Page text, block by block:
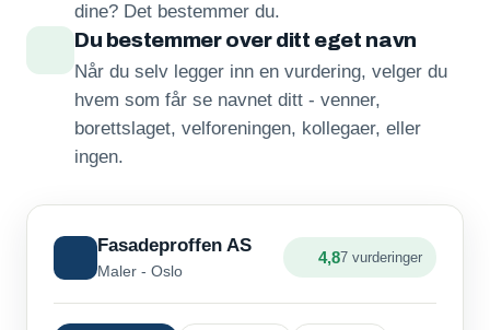
dine? Det bestemmer du.
Du bestemmer over ditt eget navn
Når du selv legger inn en vurdering, velger du
hvem som får se navnet ditt - venner,
borettslaget, velforeningen, kollegaer, eller
ingen.
Fasadeproffen AS
Maler - Oslo
4,87 vurderinger